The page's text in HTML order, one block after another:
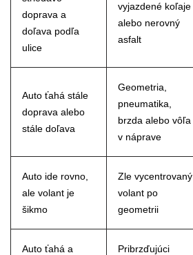
doprava a
doľava podľa
ulice
vyjazdené koľaje
alebo nerovný
asfalt
Auto ťahá stále
doprava alebo
stále doľava
Geometria,
pneumatika,
brzda alebo vôľa
v náprave
Auto ide rovno,
ale volant je
šikmo
Zle vycentrovaný
volant po
geometrii
Auto ťahá a
Pribrzďujúci